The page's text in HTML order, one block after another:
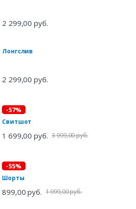
2 299,00 руб.
Лонгслив
2 299,00 руб.
-57%
Свитшот
1 699,00 руб. 3 999,00 руб.
-55%
Шорты
899,00 руб. 1 999,00 руб.